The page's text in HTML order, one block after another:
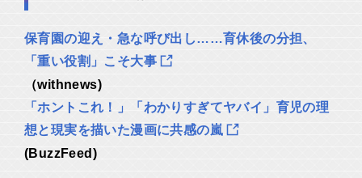
保育園の迎え・急な呼び出し……育休後の分担、
「重い役割」こそ大事
（withnews)
「ホントこれ！」「わかりすぎてヤバイ」育児の理
想と現実を描いた漫画に共感の嵐
(BuzzFeed)